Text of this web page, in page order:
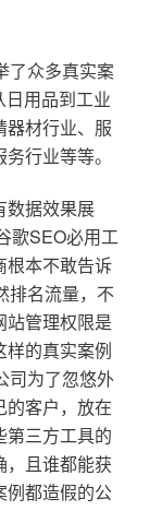
了众多真实案
用品到工业
器材行业、服
行业等等。
数据效果展
歌SEO必用工
根本不敢告诉
排名流量，不
站管理权限是
样的真实案例
司为了忽悠外
的客户，放在
第三方工具的
，且谁都能获
例都造假的公